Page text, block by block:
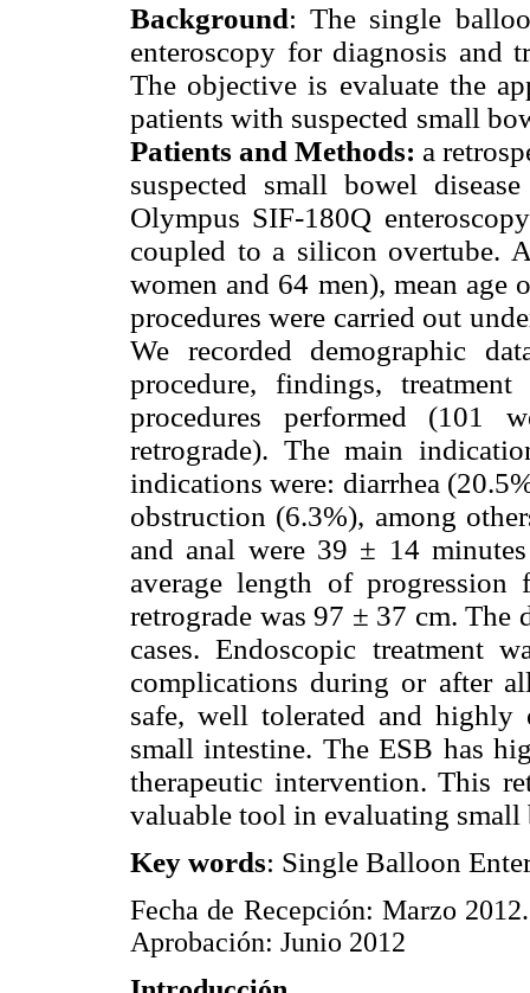
Background: The single
enteroscopy for diagnosis and
The objective is evaluate the
patients with suspected small
Patients and Methods: a
suspected small bowel
Olympus SIF-180Q
coupled to a silicon overtube.
women and 64 men), mean
procedures were carried out
We recorded demographic
procedure, findings,
procedures performed (101
retrograde). The main
indications were: diarrhea
obstruction (6.3%), among
and anal were 39 ± 14
average length of
retrograde was 97 ± 37 cm.
cases. Endoscopic treatment
complications during or after
safe, well tolerated and
small intestine. The ESB has
therapeutic intervention. This
valuable tool in evaluating small
Key words: Single Balloon
Fecha de Recepción: Marzo
Aprobación: Junio 2012